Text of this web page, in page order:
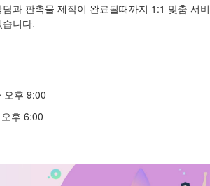
과 판촉물 제작이 완료될때까지 1:1 맞춤 서비
니다.
오후 9:00
후 6:00